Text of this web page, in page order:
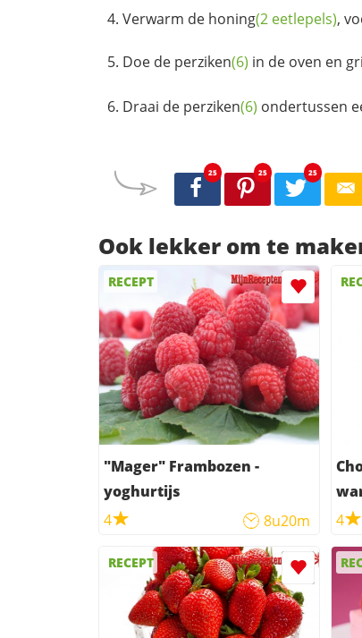
Verwarm de honing(2 eetlepels),
Doe de perziken(6) in de oven en
Draai de perziken(6) ondertussen
25 25 25
Ook lekker om te
RECEPT
"Mager" Frambozen -
yoghurtijs
4
8u20m
4
RECEPT